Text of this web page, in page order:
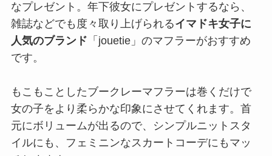
なプレゼント。年下彼女にプレゼントするなら、
雑誌などでも度々取り上げられるイマドキ女子に
人気のブランド 「jouetie」のマフラーがおすすめ
です。
もこもことしたブークレーマフラーは巻くだけで
女の子をより柔らかな印象にさせてくれます。首
元にボリュームが出るので、シンプルニットスタ
イルにも、フェミニンなスカートコーデにもマッ